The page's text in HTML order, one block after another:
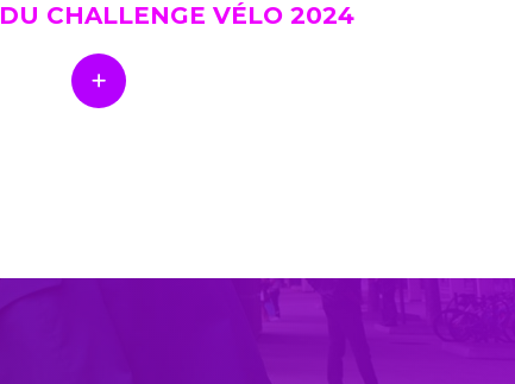
CHALLENGE VÉLO 2024